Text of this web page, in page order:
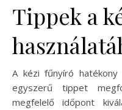
Tippek a
A kézi fűnyíró hatékony
egyszerű tippet
megfelelő időpont